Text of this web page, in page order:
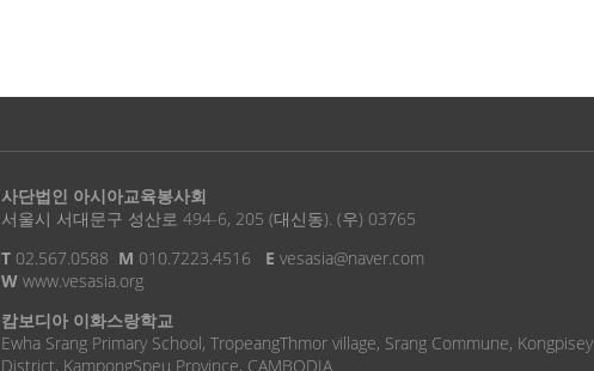
사단법인 아시아교육봉사회
서울시 서대문구 성산로 494-6, 205 (대신동). (우) 03765
T02.567.0588 M 010.7223.4516 E vesasia@naver.com
Wwww.vesasia.org
캄보디아 이화스랑학교
Ewha Srang Primary School, TropeangThmor village, Srang Commune, Kongpisey
District, KampongSpeu Province, CAMBODIA